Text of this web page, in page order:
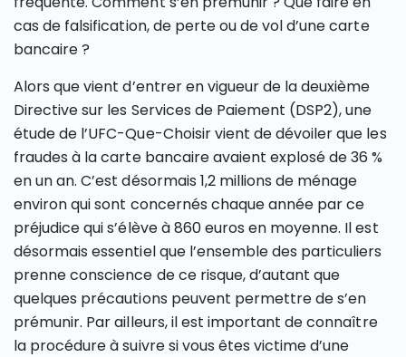
cas de falsification, de perte ou de vol d’une carte
bancaire ?
Alors que vient d’entrer en vigueur de la deuxième
Directive sur les Services de Paiement (DSP2), une
étude de l’UFC-Que-Choisir vient de dévoiler que les
fraudes à la carte bancaire avaient explosé de 36 %
en un an. C’est désormais 1,2 millions de ménage
environ qui sont concernés chaque année par ce
préjudice qui s’élève à 860 euros en moyenne. Il est
désormais essentiel que l’ensemble des particuliers
prenne conscience de ce risque, d’autant que
quelques précautions peuvent permettre de s’en
prémunir. Par ailleurs, il est important de connaître
la procédure à suivre si vous êtes victime d’une